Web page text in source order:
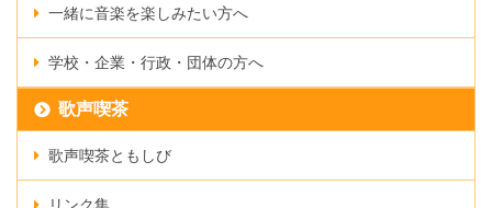
一緒に音楽を楽しみたい方へ
学校・企業・行政・団体の方へ
歌声喫茶
歌声喫茶ともしび